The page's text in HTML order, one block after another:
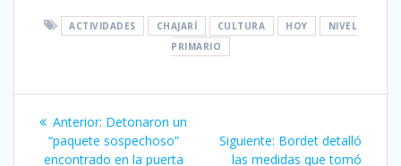
ACTIVIDADES CHAJARÍ CULTURA HOY
NIVEL
PRIMARIO
Navegación
de
Anterior: Entrada
anterior:
Detonaron un
“paquete sospechoso”
encontrado en la puerta
Siguiente: Siguiente
entrada:
Bordet detalló
las medidas que tomó